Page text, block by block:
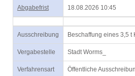
Abgabefrist 18.08.2026 10:45
Ausschreibung Beschaffung eines 3,5
Vergabestelle Stadt Worms_
Verfahrensart Öffentliche